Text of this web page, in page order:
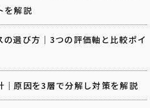
を解説
選び方｜3つの評価軸と比較ポイ
｜原因を3層で分解し対策を解説